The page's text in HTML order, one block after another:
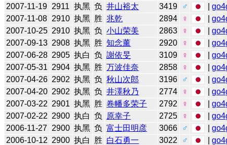
2007-11-19 2911 执黑 负 井山裕太 3419 ♂ |
2007-11-08 2910 执黑 胜 兆乾 2894 ♀ |
2007-10-25 2910 执黑 负 小山荣美 2863 ♀ |
2007-09-13 2908 执黑 胜 知念薰 2920 ♀ |
2007-06-28 2905 执白 负 謝依旻 3109 ♀ |
2007-05-31 2904 执黑 胜 万波佳奈 2858 ♀ |
2007-04-26 2902 执黑 负 秋山次郎 3196 ♂ |
2007-04-20 2902 执黑 负 井澤秋乃 2774 ♀ |
2007-03-22 2901 执黑 胜 卷幡多荣子 2792 ♀ |
2007-02-22 2900 执白 负 原幸子 2725 ♀ |
2006-11-27
2900 执黑 负 富士田明彦 3066 ♂ |
2006-10-12 2900 执白 胜 白石勇一 3022 ♂ |